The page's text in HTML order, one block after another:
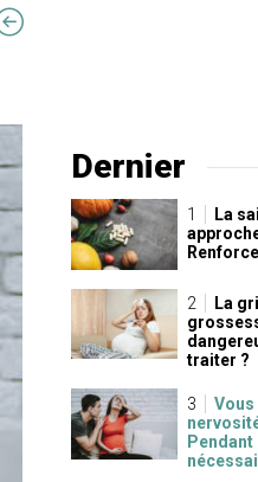
Dernier
La
La
traiter ?
Vous